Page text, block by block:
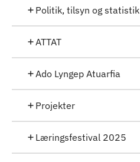
Politik, tilsyn og statistik
ATTAT
Ado Lyngep Atuarfia
Projekter
Læringsfestival 2025